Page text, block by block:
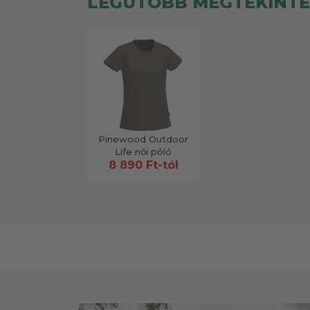
Pinewood Outdoor
Life női póló
8 890 Ft-tól